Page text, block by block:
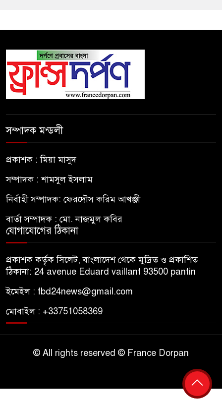
সম্পাদক মন্ডলী
প্রকাশক : মিয়া মাসুদ
সম্পাদক : শামসুল ইসলাম
নির্বাহী সম্পাদক: ফেরদৌস করিম আখঞ্জী
বার্তা সম্পাদক : মো. নাজমুল কবির
যোগাযোগের ঠিকানা
প্রকাশক কর্তৃক সিলেট, বাংলাদেশ থেকে মুদ্রিত ও প্রকাশিত
ঠিকানা: 24 avenue Eduard vaillant 93500 pantin
ইমেইল : fbd24news@gmail.com
মোবাইল : +33751058369
© All rights reserved © France Dorpan